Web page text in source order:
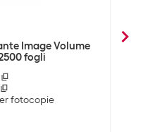
Image Volume
fogli
fotocopie